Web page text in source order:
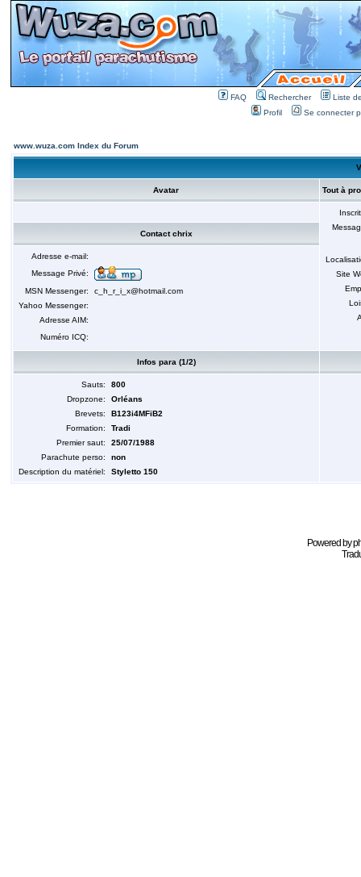
FAQ Rechercher
Liste
Profil
Se connecter
www.wuza.com Index du Forum
Avatar Tout à
Site
Contact chrix
Adresse e-mail:
Message Privé:
MSN Messenger:
c_h_r_i_x@hotmail.com
Yahoo Messenger:
Adresse AIM:
Numéro ICQ:
Infos para (1/2)
Sauts:
800
Dropzone:
Orléans
Brevets:
B123i4MFiB2
Formation:
Tradi
Premier saut:
25/07/1988
Parachute perso:
non
Description du matériel:
Styletto 150
Powered by